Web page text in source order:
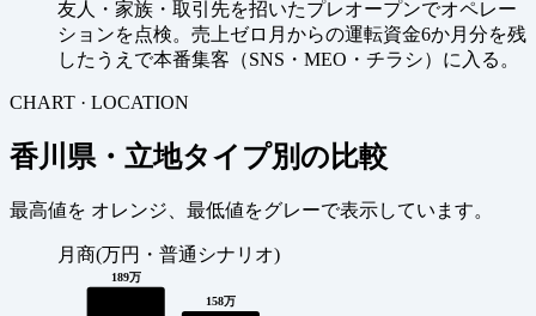
友人・家族・取引先を招いたプレオープンでオペレー
ションを点検。売上ゼロ月からの運転資金6か月分を残
したうえで本番集客（SNS・MEO・チラシ）に入る。
CHART · LOCATION
香川県・立地タイプ別の比較
最高値を オレンジ、最低値をグレーで表示しています。
月商(万円・普通シナリオ)
189万
158万